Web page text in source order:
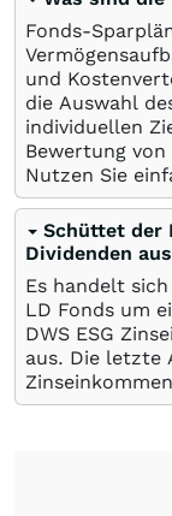
Fonds-
und
die Auswahl
individuellen
Bewertung
Nutzen Sie
Schüttet der
Dividenden
Es handelt
LD Fonds um
DWS ESG
aus. Die letzte